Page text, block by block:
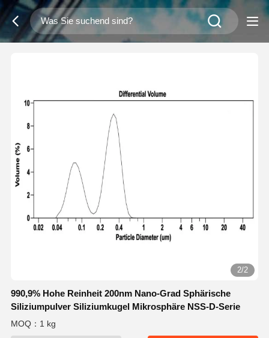
2/2
990,9% Hohe Reinheit 200nm Nano-Grad Sphärische
Siliziumpulver Siliziumkugel Mikrosphäre NSS-D-Serie
MOQ：1 kg